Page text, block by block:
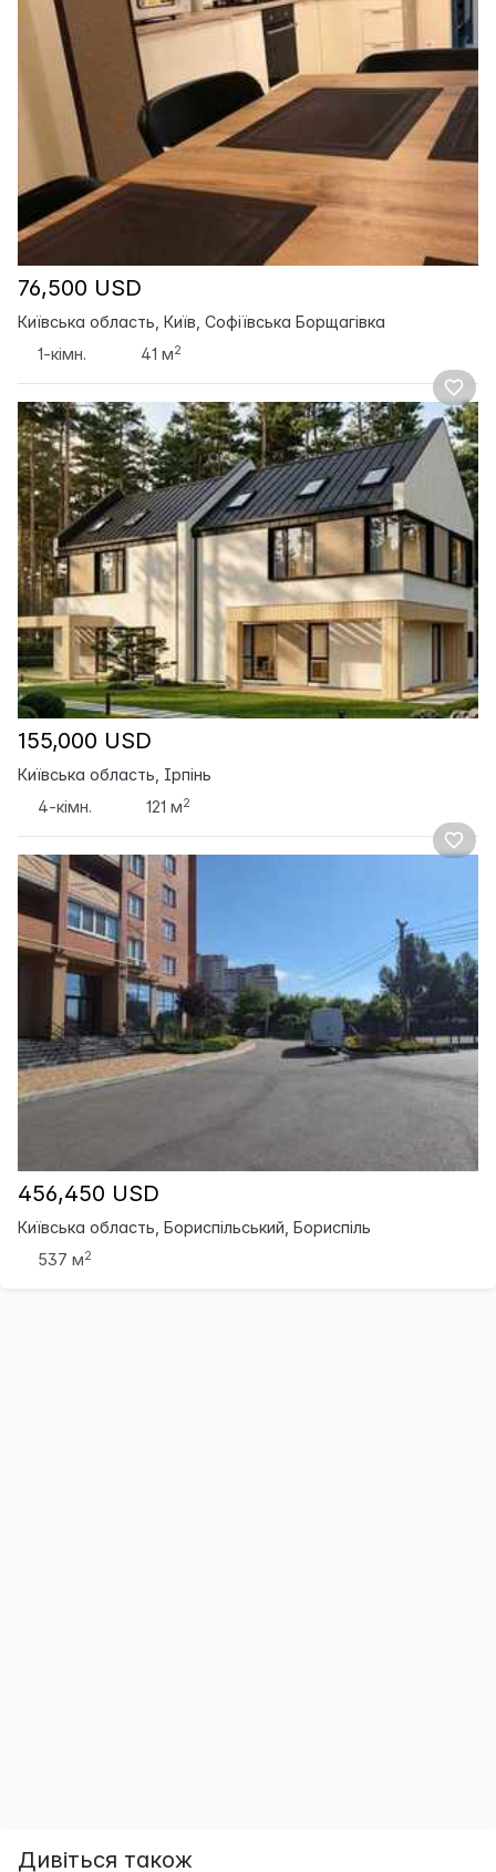
76,500 USD
Київська область, Київ, Софіївська Борщагівка
1-кімн.
41 м2
155,000 USD
Київська область, Ірпінь
4-кімн.
121 м2
456,450 USD
Київська область, Бориспільський, Бориспіль
537 м2
Дивіться також